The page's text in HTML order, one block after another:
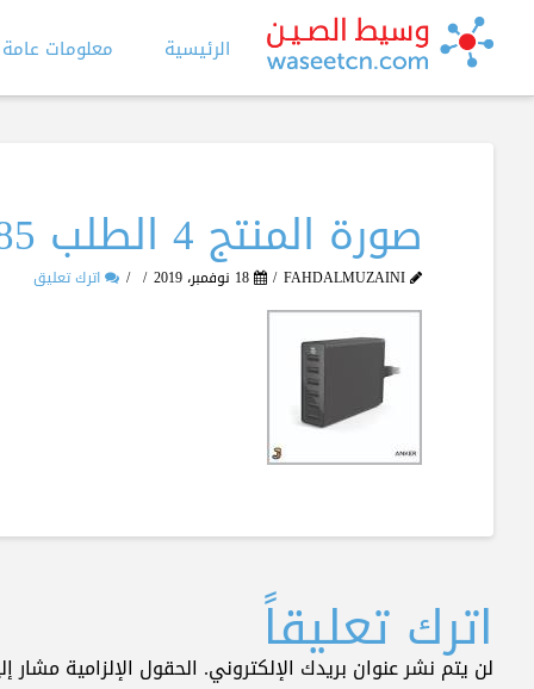
الرئيسية معلومات عامة
صورة المنتج 4 الطلب 1085
FAHDALMUZAINI 18 نوفمبر، 2019 اترك تعليق
اترك تعليقاً
لن يتم نشر عنوان بريدك الإلكتروني. الحقول الإلزامية مشار